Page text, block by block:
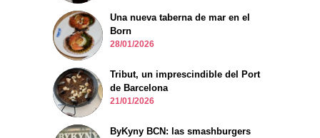
Una nueva taberna de mar en el
Born
28/01/2026
Tribut, un imprescindible del Port
de Barcelona
21/01/2026
ByKyny BCN: las smashburgers